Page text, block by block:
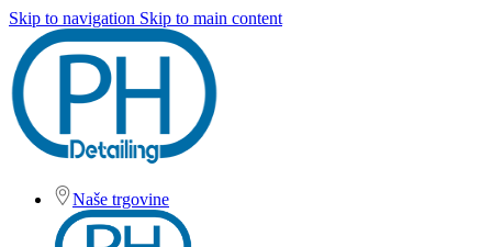
Skip to navigation Skip to main content
Naše trgovine